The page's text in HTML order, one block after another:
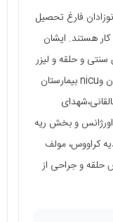
فارغ تحصیل
۱۵ سال سابقه کار هستند. ایشان
سنتی و حلقه و لیزر
هستند. همچنین سابقه فعالیت در بیمارستان وnicu بیمارستان
و بخش ریه
کراووس، مولف
حلقه و جراحی از